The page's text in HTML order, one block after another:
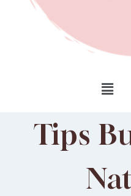
Tips